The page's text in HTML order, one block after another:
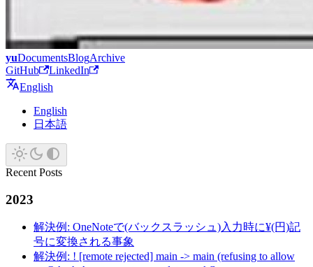
yuDocumentsBlogArchive
GitHub
LinkedIn
English
English
日本語
Recent Posts
2023
解決例: OneNoteで(バックスラッシュ)入力時に¥(円)記
号に変換される事象
解決例: ! [remote rejected] main -> main (refusing to allow